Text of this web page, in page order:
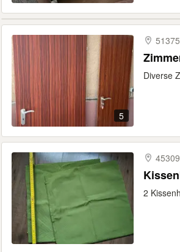
5
Diverse
2